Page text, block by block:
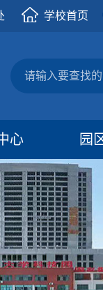
学校首页
心 园